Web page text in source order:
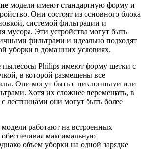
модели имеют стандартную форму и
Они состоят из основного блока
системой фильтрации и
мусора. Эти устройства могут быть
фильтрами и идеально подходят
уборки в домашних условиях.
пылесосы Philips имеют форму щетки с
в которой размещены все
Они могут быть с циклонными или
Хотя их сложнее перемещать, в
лестницами они могут быть более
модели работают на встроенных
обеспечивая максимальную
объем уборки на одной зарядке